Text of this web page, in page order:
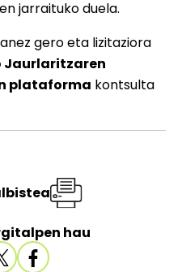
jarraituko duela.
gero eta lizitaziora
Jaurlaritzaren
plataforma kontsulta
hau